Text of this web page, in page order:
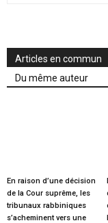
Articles en commun
Du même auteur
En raison d’une décision
de la Cour suprême, les
tribunaux rabbiniques
s’acheminent vers une